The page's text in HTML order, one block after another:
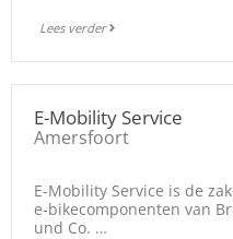
Lees verder
E-Mobility Service
Amersfoort
E-Mobility Service is de
e-bikecomponenten van
und Co. …